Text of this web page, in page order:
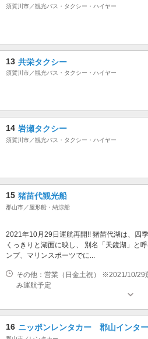
須賀川市／観光バス・タクシー・ハイヤー
13 共栄タクシー
須賀川市／観光バス・タクシー・ハイヤー
14 岩瀬タクシー
須賀川市／観光バス・タクシー・ハイヤー
15 猪苗代観光船
郡山市／屋形船・納涼船
2021年10月29日運航再開!! 猪苗代湖は、四
くっきりと湖面に映し、 別名「天鏡湖」と
ンプ、マリンスポーツでに...
その他：営業（日金土祝） ※2021/10/
み運航予定
16 ニッポンレンタカー 郡山インタ